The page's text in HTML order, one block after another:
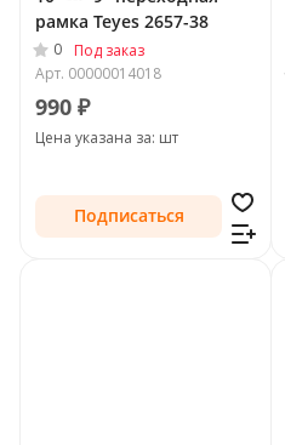
рамка Teyes 2657-38
0
Под заказ
Арт. 00000014018
990 ₽
Цена указана за: шт
Подписаться